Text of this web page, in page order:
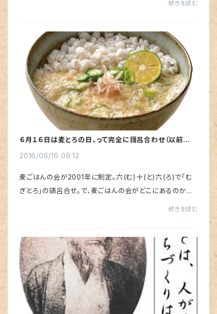
続きを読む
６月１６日は麦とろの日、って完全に語呂合わせ（以前の文
2016/06/16 09:12
麦ごはんの会が2001年に制定。六(む)十(と)六(ろ)で「む
ぎとろ」の語呂合せ。で、麦ごはんの会がどこにあるのかは
続きを読む